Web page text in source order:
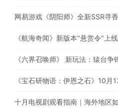
《六界召唤师》 新玩法：辕台争
十月电视剧观看指南｜海外地区